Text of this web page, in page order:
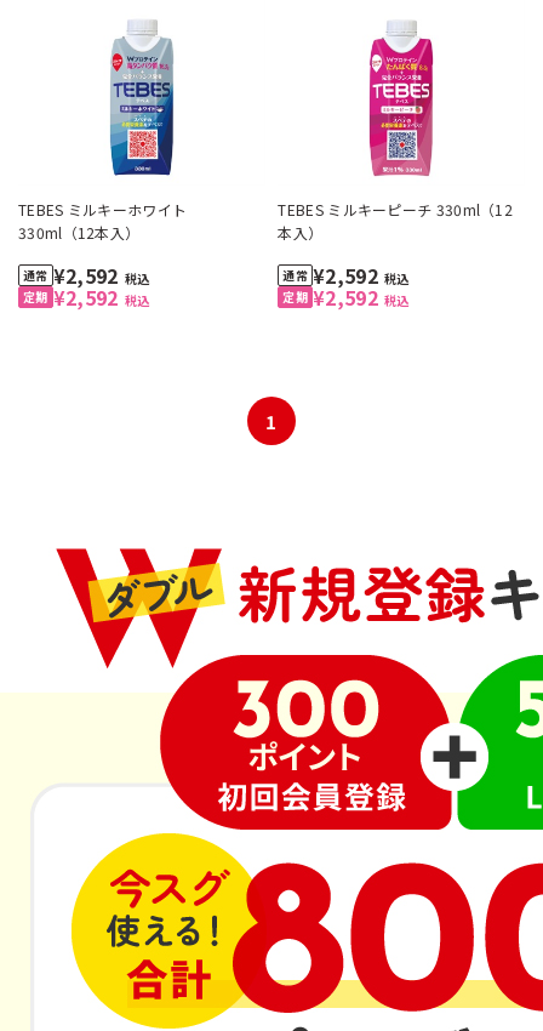
TEBES ミルキーホワイト
330ml（12本入）
¥2,592 税込
¥2,592 税込
TEBES ミルキーピーチ 330ml（12
本入）
¥2,592 税込
¥2,592 税込
1